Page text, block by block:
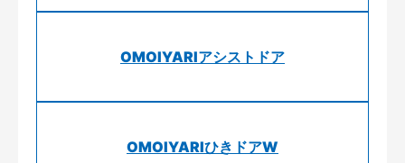
OMOIYARIアシストドア
OMOIYARIひきドアW